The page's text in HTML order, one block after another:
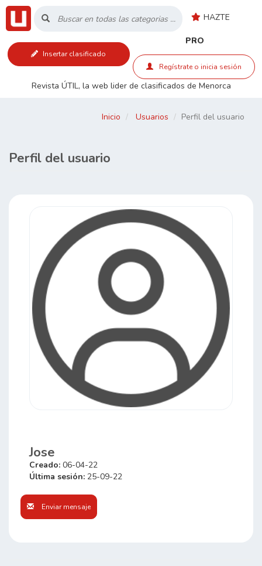
HAZTE
PRO
Insertar clasificado
Regístrate o inicia sesión
Revista ÚTIL, la web lider de clasificados de Menorca
Inicio
RSS
Inicio Usuarios Perfil del usuario
Perfil del usuario
Jose
Creado: 06-04-22
Última sesión: 25-09-22
Enviar mensaje